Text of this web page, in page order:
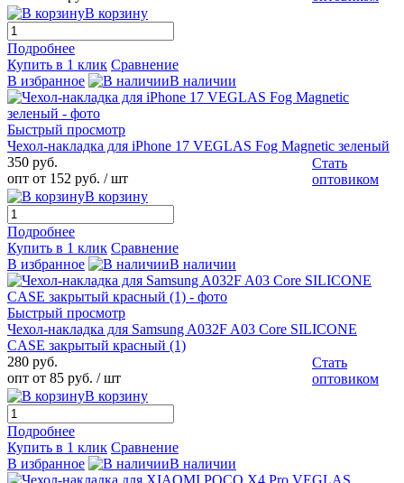
В корзину
Подробнее
Купить в 1 клик Сравнение
В избранное
В наличии
Быстрый просмотр
Чехол-накладка для iPhone 17 VEGLAS Fog Magnetic зеленый
350 руб.
опт от 152 руб. / шт
Стать
оптовиком
В корзину
Подробнее
Купить в 1 клик Сравнение
В избранное
В наличии
Быстрый просмотр
Чехол-накладка для Samsung A032F A03 Core SILICONE
CASE закрытый красный (1)
280 руб.
опт от 85 руб. / шт
Стать
оптовиком
В корзину
Подробнее
Купить в 1 клик Сравнение
В избранное
В наличии